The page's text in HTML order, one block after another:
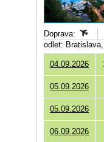
Doprava:
odlet:
04.09.2026
05.09.2026
05.09.2026
06.09.2026